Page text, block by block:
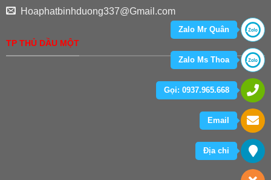
Hoaphatbinhduong337@Gmail.com
TP THỦ DẦU MỘT
Zalo Mr Quân
Zalo Ms Thoa
Gọi: 0937.965.668
Email
Địa chỉ